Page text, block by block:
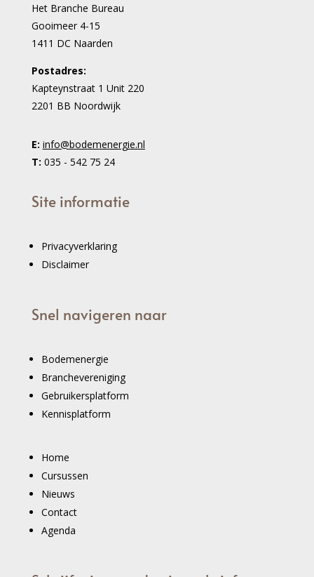
Het Branche Bureau
Gooimeer 4-15
1411 DC Naarden
Postadres:
Kapteynstraat 1 Unit 220
2201 BB Noordwijk
E: info@bodemenergie.nl
T: 035 - 542 75 24
Site informatie
Privacyverklaring
Disclaimer
Snel navigeren naar
Bodemenergie
Branchevereniging
Gebruikersplatform
Kennisplatform
Home
Cursussen
Nieuws
Contact
Agenda